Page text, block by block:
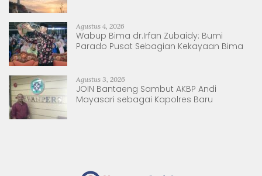
Agustus 4, 2026
Wabup Bima dr.Irfan Zubaidy: Bumi
Parado Pusat Sebagian Kekayaan Bima
Agustus 3, 2026
JOIN Bantaeng Sambut AKBP Andi
Mayasari sebagai Kapolres Baru